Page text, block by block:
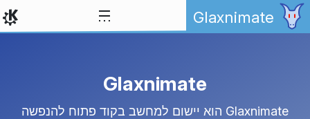
דילוג לתוכןGlaxnimate
Glaxnimate
Glaxnimate הוא יישום למחשב בקוד פתוח להנפשה